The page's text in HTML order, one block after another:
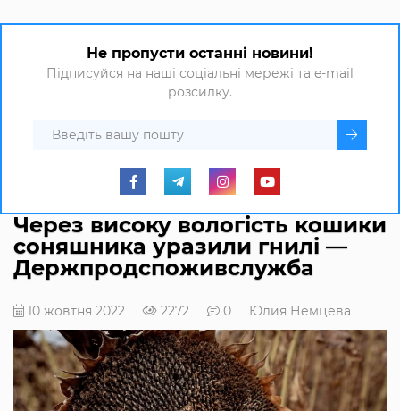
Не пропусти останні новини!
Підписуйся на наші соціальні мережі та e-mail
розсилку.
Через високу вологість кошики
соняшника уразили гнилі —
Держпродспоживслужба
10 жовтня 2022 2272 0 Юлия Немцева